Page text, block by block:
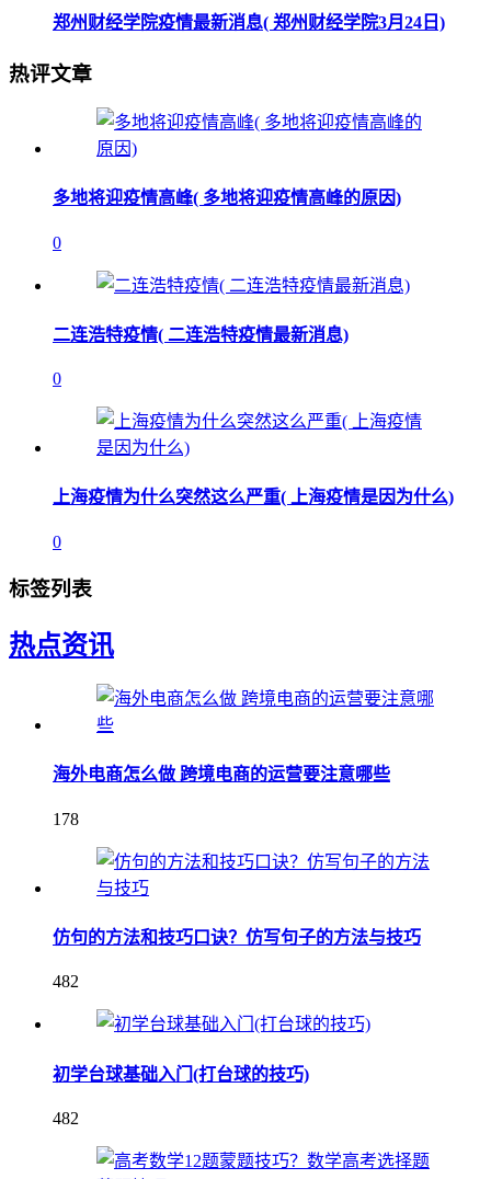
郑州财经学院疫情最新消息( 郑州财经学院3月24日)
热评文章
多地将迎疫情高峰( 多地将迎疫情高峰的原因)
0
二连浩特疫情( 二连浩特疫情最新消息)
0
上海疫情为什么突然这么严重( 上海疫情是因为什么)
0
标签列表
热点资讯
海外电商怎么做 跨境电商的运营要注意哪些
178
仿句的方法和技巧口诀？仿写句子的方法与技巧
482
初学台球基础入门(打台球的技巧)
482